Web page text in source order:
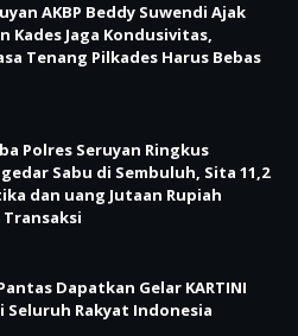
AKBP Beddy Suwendi Ajak
Kades Jaga Kondusivitas,
Tenang Pilkades Harus Bebas
Polres Seruyan Ringkus
Sabu di Sembuluh, Sita 11,2
dan uang Jutaan Rupiah
Dapatkan Gelar KARTINI
Seluruh Rakyat Indonesia